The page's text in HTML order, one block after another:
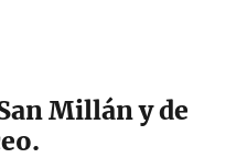
Millán y de